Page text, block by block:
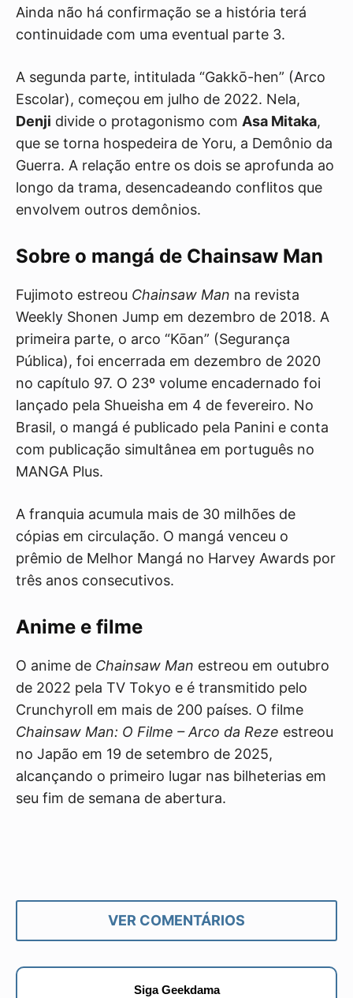
Ainda não há confirmação se a história terá
continuidade com uma eventual parte 3.
A segunda parte, intitulada “Gakkō-hen” (Arco
Escolar), começou em julho de 2022. Nela,
Denji divide o protagonismo com Asa Mitaka,
que se torna hospedeira de Yoru, a Demônio da
Guerra. A relação entre os dois se aprofunda ao
longo da trama, desencadeando conflitos que
envolvem outros demônios.
Sobre o mangá de Chainsaw Man
Fujimoto estreou Chainsaw Man na revista
Weekly Shonen Jump em dezembro de 2018. A
primeira parte, o arco “Kōan” (Segurança
Pública), foi encerrada em dezembro de 2020
no capítulo 97. O 23º volume encadernado foi
lançado pela Shueisha em 4 de fevereiro. No
Brasil, o mangá é publicado pela Panini e conta
com publicação simultânea em português no
MANGA Plus.
A franquia acumula mais de 30 milhões de
cópias em circulação. O mangá venceu o
prêmio de Melhor Mangá no Harvey Awards por
três anos consecutivos.
Anime e filme
O anime de Chainsaw Man estreou em outubro
de 2022 pela TV Tokyo e é transmitido pelo
Crunchyroll em mais de 200 países. O filme
Chainsaw Man: O Filme – Arco da Reze estreou
no Japão em 19 de setembro de 2025,
alcançando o primeiro lugar nas bilheterias em
seu fim de semana de abertura.
VER COMENTÁRIOS
Siga Geekdama